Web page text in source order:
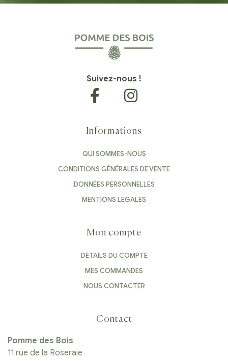
Suivez-nous !
Informations
QUI SOMMES-NOUS
CONDITIONS GÉNÉRALES DE VENTE
DONNÉES PERSONNELLES
MENTIONS LÉGALES
Mon compte
DÉTAILS DU COMPTE
MES COMMANDES
NOUS CONTACTER
Contact
Pomme des Bois
11 rue de la Roseraie